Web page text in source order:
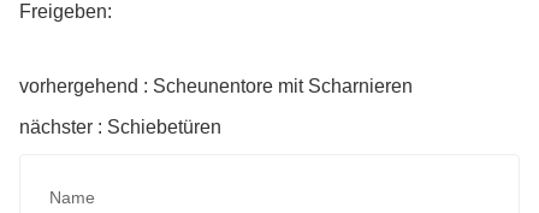
Freigeben:
vorhergehend : Scheunentore mit Scharnieren
nächster : Schiebetüren
Name